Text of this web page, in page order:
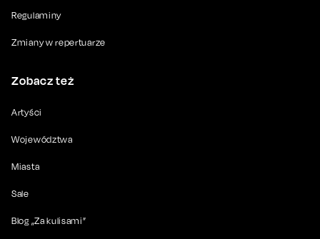
Regulaminy
Zmiany w repertuarze
Zobacz też
Artyści
Województwa
Miasta
Sale
Blog „Za kulisami”